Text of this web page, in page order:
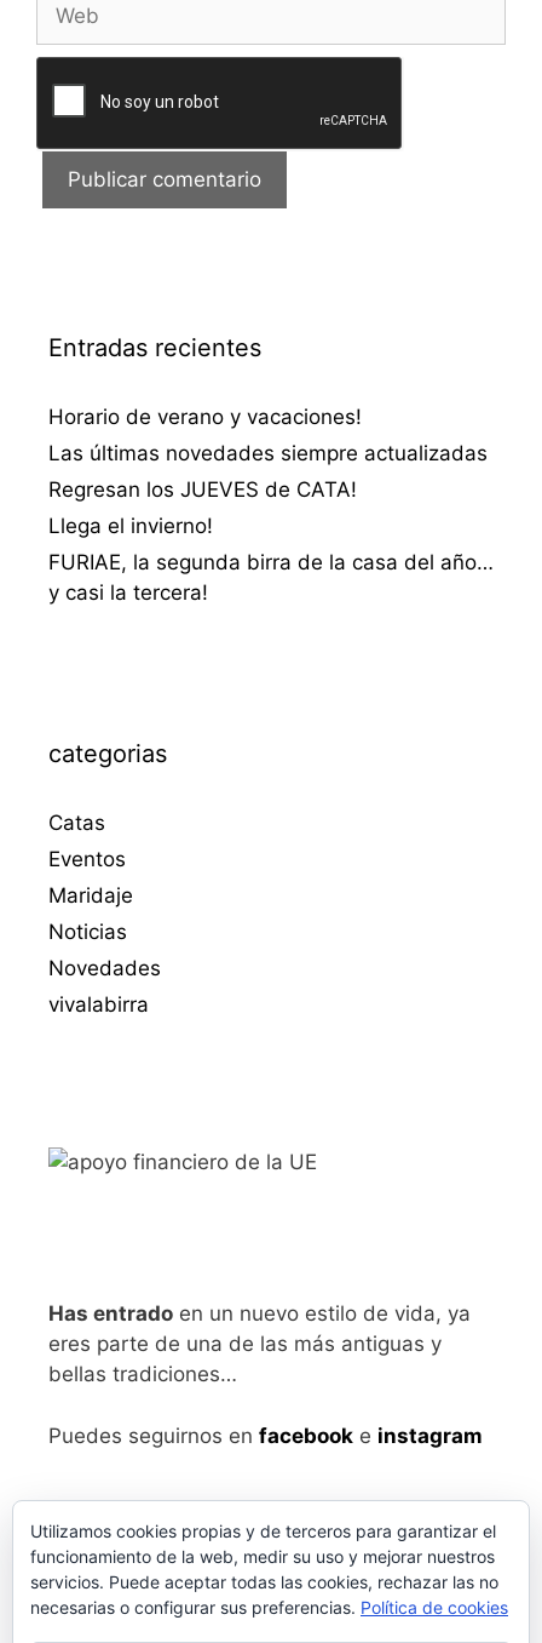
Entradas recientes
Horario de verano y vacaciones!
Las últimas novedades siempre actualizadas
Regresan los JUEVES de CATA!
Llega el invierno!
FURIAE, la segunda birra de la casa del año…
y casi la tercera!
categorias
Catas
Eventos
Maridaje
Noticias
Novedades
vivalabirra
Has entrado en un nuevo estilo de vida, ya
eres parte de una de las más antiguas y
bellas tradiciones…
Puedes seguirnos en facebook e instagram
Utilizamos cookies propias y de terceros para garantizar el
funcionamiento de la web, medir su uso y mejorar nuestros
servicios. Puede aceptar todas las cookies, rechazar las no
necesarias o configurar sus preferencias. Política de cookies